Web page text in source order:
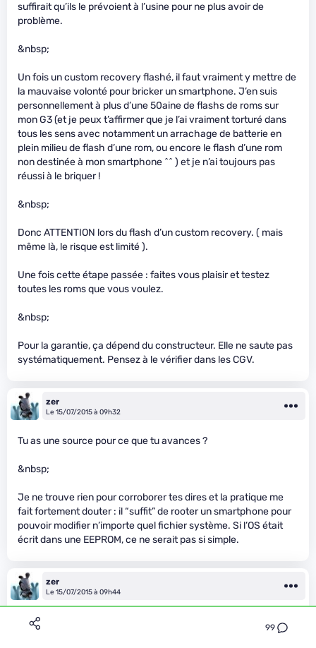
99
suffirait qu’ils le prévoient à l’usine pour ne plus avoir de
problème.
&nbsp;
Un fois un custom recovery flashé, il faut vraiment y mettre de
la mauvaise volonté pour bricker un smartphone. J’en suis
personnellement à plus d’une 50aine de flashs de roms sur
mon G3 (et je peux t’affirmer que je l’ai vraiment torturé dans
tous les sens avec notamment un arrachage de batterie en
plein milieu de flash d’une rom, ou encore le flash d’une rom
non destinée à mon smartphone ^^ ) et je n’ai toujours pas
réussi à le briquer !
&nbsp;
Donc ATTENTION lors du flash d’un custom recovery. ( mais
même là, le risque est limité ).
Une fois cette étape passée : faites vous plaisir et testez
toutes les roms que vous voulez.
&nbsp;
Pour la garantie, ça dépend du constructeur. Elle ne saute pas
systématiquement. Pensez à le vérifier dans les CGV.
zer
Le 15/07/2015 à 09h32
Tu as une source pour ce que tu avances ?
&nbsp;
Je ne trouve rien pour corroborer tes dires et la pratique me
fait fortement douter : il “suffit” de rooter un smartphone pour
pouvoir modifier n’importe quel fichier système. Si l’OS était
écrit dans une EEPROM, ce ne serait pas si simple.
zer
Le 15/07/2015 à 09h44
Ah ouais quand même, tu es bon toi :)